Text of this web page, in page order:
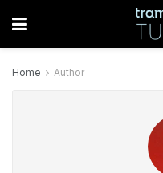
Home Author